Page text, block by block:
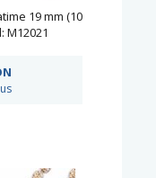
19 mm (10
M12021